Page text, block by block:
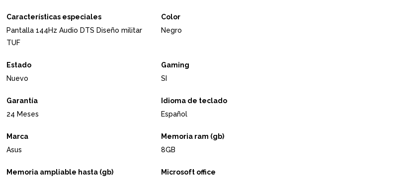
Características especiales
Pantalla 144Hz Audio DTS Diseño militar
TUF
Color
Negro
Estado
Nuevo
Gaming
SI
Garantía
24 Meses
Idioma de teclado
Español
Marca
Asus
Memoria ram (gb)
8GB
Memoria ampliable hasta (gb)
Microsoft office